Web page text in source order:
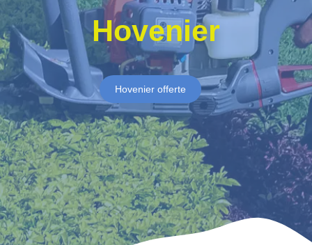
Hovenier
Hovenier offerte